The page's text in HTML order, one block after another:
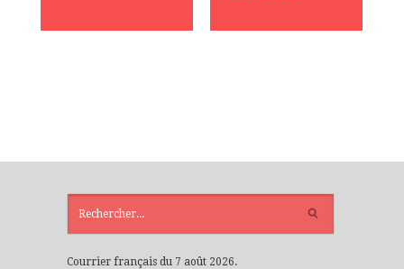
Courrier français du 7 août 2026.